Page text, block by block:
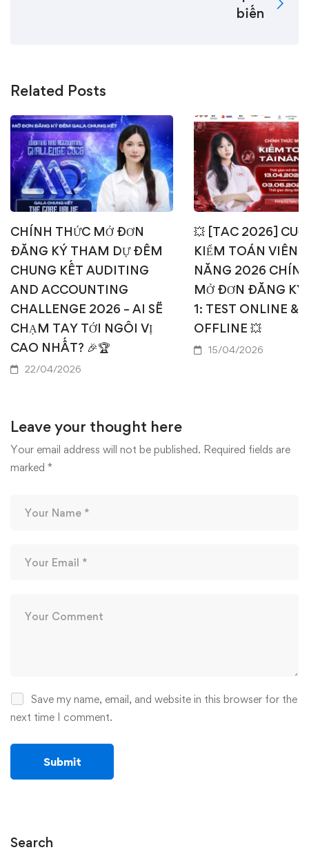
biến
Related Posts
CHÍNH THỨC MỞ ĐƠN
ĐĂNG KÝ THAM DỰ ĐÊM
CHUNG KẾT AUDITING
AND ACCOUNTING
CHALLENGE 2026 – AI SẼ
CHẠM TAY TỚI NGÔI VỊ
CAO NHẤT? 🎉🏆
22/04/2026
💥 [TAC 2026]
KIỂM TOÁN VIÊN
NĂNG 2026
MỞ ĐƠN ĐĂNG KÝ
1: TEST ONLINE &
OFFLINE 💥
15/04/2026
Leave your thought here
Your email address will not be published. Required fields are
marked *
Save my name, email, and website in this browser for the
next time I comment.
Search